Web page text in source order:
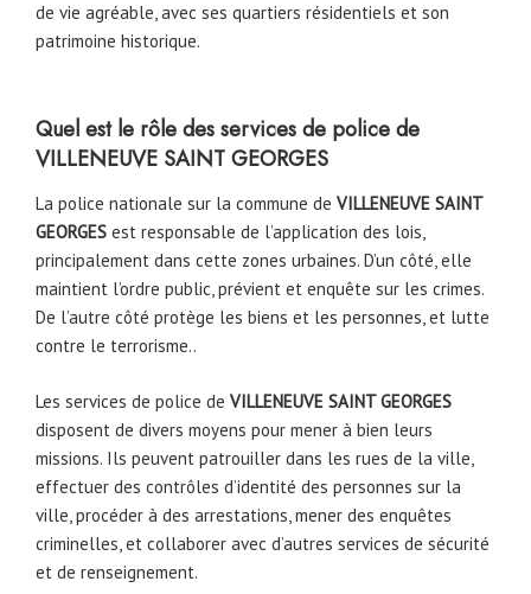
de vie agréable, avec ses quartiers résidentiels et son
patrimoine historique.
Quel est le rôle des services de police de
VILLENEUVE SAINT GEORGES
La police nationale sur la commune de VILLENEUVE SAINT
GEORGES est responsable de l’application des lois,
principalement dans cette zones urbaines. D’un côté, elle
maintient l’ordre public, prévient et enquête sur les crimes.
De l’autre côté protège les biens et les personnes, et lutte
contre le terrorisme..
Les services de police de VILLENEUVE SAINT GEORGES
disposent de divers moyens pour mener à bien leurs
missions. Ils peuvent patrouiller dans les rues de la ville,
effectuer des contrôles d’identité des personnes sur la
ville, procéder à des arrestations, mener des enquêtes
criminelles, et collaborer avec d’autres services de sécurité
et de renseignement.